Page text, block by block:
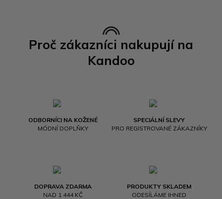
Proč zákazníci nakupují na
Kandoo
ODBORNÍCI NA KOŽENÉ
MÓDNÍ DOPLŇKY
SPECIÁLNÍ SLEVY
PRO REGISTROVANÉ ZÁKAZNÍKY
DOPRAVA ZDARMA
NAD 1 444 KČ
PRODUKTY SKLADEM
ODESÍLÁME IHNED